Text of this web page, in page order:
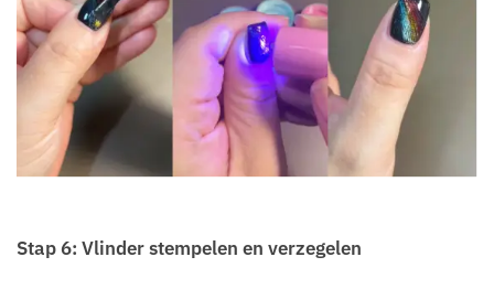
Stap 6: Vlinder stempelen en verzegelen